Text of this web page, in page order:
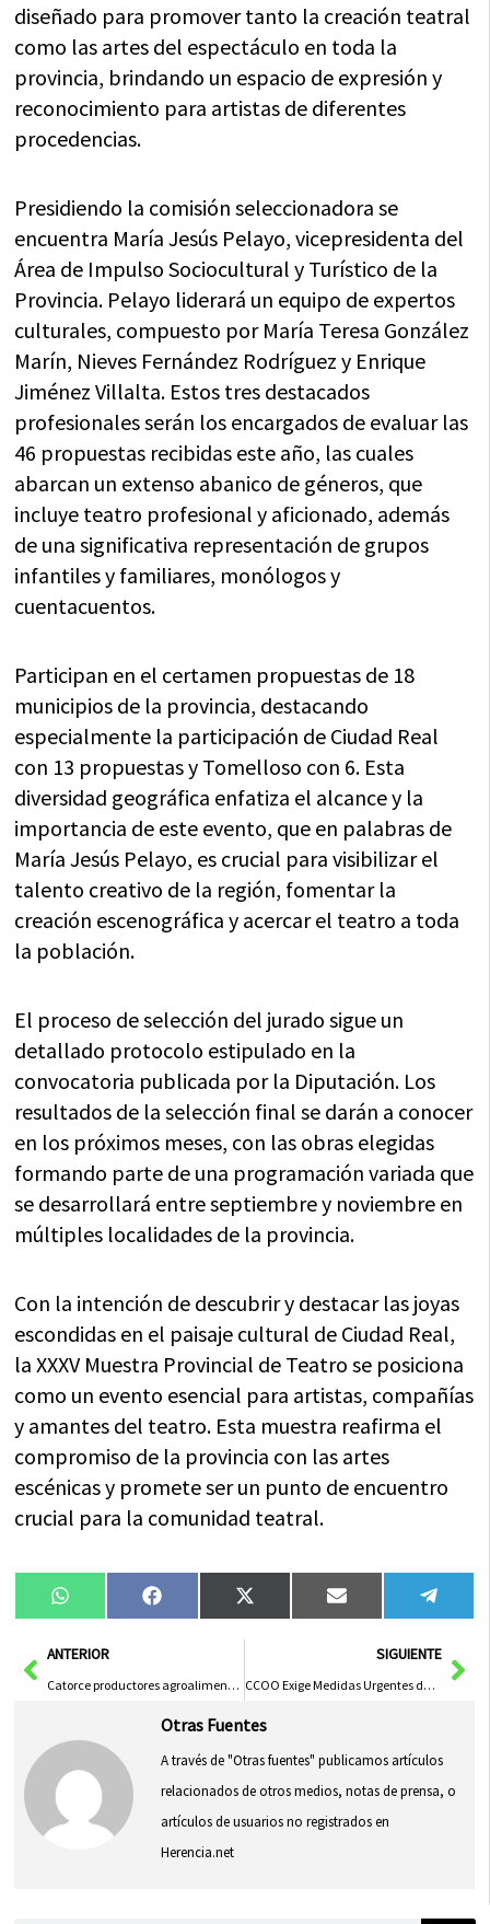
diseñado para promover tanto la creación teatral
como las artes del espectáculo en toda la
provincia, brindando un espacio de expresión y
reconocimiento para artistas de diferentes
procedencias.
Presidiendo la comisión seleccionadora se
encuentra María Jesús Pelayo, vicepresidenta del
Área de Impulso Sociocultural y Turístico de la
Provincia. Pelayo liderará un equipo de expertos
culturales, compuesto por María Teresa González
Marín, Nieves Fernández Rodríguez y Enrique
Jiménez Villalta. Estos tres destacados
profesionales serán los encargados de evaluar las
46 propuestas recibidas este año, las cuales
abarcan un extenso abanico de géneros, que
incluye teatro profesional y aficionado, además
de una significativa representación de grupos
infantiles y familiares, monólogos y
cuentacuentos.
Participan en el certamen propuestas de 18
municipios de la provincia, destacando
especialmente la participación de Ciudad Real
con 13 propuestas y Tomelloso con 6. Esta
diversidad geográfica enfatiza el alcance y la
importancia de este evento, que en palabras de
María Jesús Pelayo, es crucial para visibilizar el
talento creativo de la región, fomentar la
creación escenográfica y acercar el teatro a toda
la población.
El proceso de selección del jurado sigue un
detallado protocolo estipulado en la
convocatoria publicada por la Diputación. Los
resultados de la selección final se darán a conocer
en los próximos meses, con las obras elegidas
formando parte de una programación variada que
se desarrollará entre septiembre y noviembre en
múltiples localidades de la provincia.
Con la intención de descubrir y destacar las joyas
escondidas en el paisaje cultural de Ciudad Real,
la XXXV Muestra Provincial de Teatro se posiciona
como un evento esencial para artistas, compañías
y amantes del teatro. Esta muestra reafirma el
compromiso de la provincia con las artes
escénicas y promete ser un punto de encuentro
crucial para la comunidad teatral.
Compartir
en
WhatsAppCompartir
en
FacebookCompartir
en
X
(Twitter)
Compartir
en
Email
en
AntANTERIOR
Catorce productores agroalimentarios de la Sierra Norte se reúnen en el mercado de abastos de Guadalajara en una jornada especial.
SIGUIENTE
CCOO Exige Medidas Urgentes de Climatización en Escuelas Públicas de Talavera ante Ola de Calor
Otras Fuentes
A través de "Otras fuentes" publicamos artículos
relacionados de otros medios, notas de prensa, o
artículos de usuarios no registrados en
Herencia.net